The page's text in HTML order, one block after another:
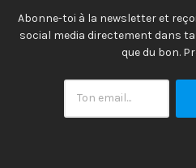
Abonne-toi à la newsletter et
social media directement dans
que du bon.